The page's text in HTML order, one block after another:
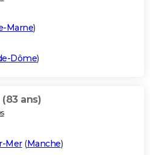
Marne)
Dôme)
(83 ans)
Mer(Manche)